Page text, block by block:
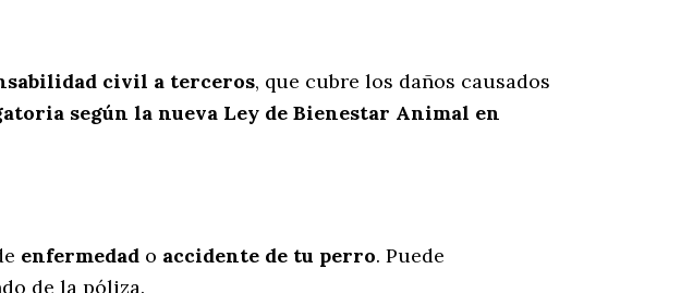
civil a terceros, que cubre los daños causados
según la nueva Ley de Bienestar Animal en
enfermedad o accidente de tu perro. Puede
de la póliza.